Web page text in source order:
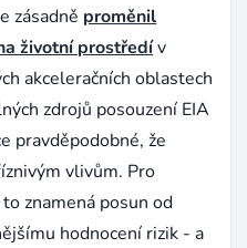
zásadně proměnil
životní prostředív
akceleračních oblastech
zdrojů posouzení EIA
pravděpodobné, že
vlivům. Pro
znamená posun od
hodnocení rizik - a